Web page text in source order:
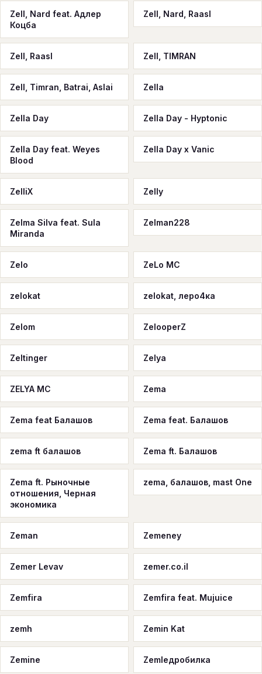
Zell, Nard feat. Адлер
Коцба
Zell, Nard, Raasl
Zell, Raasl Zell, TIMRAN
Zell, Timran, Batrai, Aslai Zella
Zella Day Zella Day - Hyptonic
Zella Day feat. Weyes
Blood
Zella Day x Vanic
ZelliX Zelly
Zelma Silva feat. Sula
Miranda
Zelman228
Zelo ZeLo MC
zelokat zelokat, леро4ка
Zelom ZelooperZ
Zeltinger Zelya
ZELYA MC Zema
Zema feat Балашов Zema feat. Балашов
zema ft балашов Zema ft. Балашов
Zema ft. Рыночные
отношения, Черная
экономика
zema, балашов, mast One
Zeman Zemeney
Zemer Levav zemer.co.il
Zemfira Zemfira feat. Mujuice
zemh Zemin Kat
Zemine Zemleдробилка